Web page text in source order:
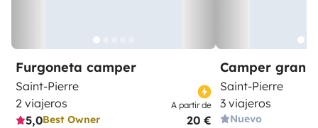
Furgoneta camper
Saint-Pierre
2 viajeros
5,0Best Owner
A partir de
20 €
Camper gran
Saint-Pierre
3 viajeros
Nuevo